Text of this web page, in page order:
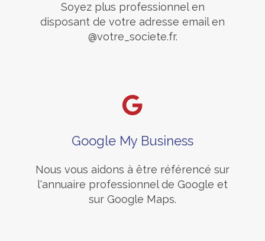
Soyez plus professionnel en
disposant de votre adresse email en
@votre_societe.fr.
Google My Business
Nous vous aidons à être référencé sur
l'annuaire professionnel de Google et
sur Google Maps.